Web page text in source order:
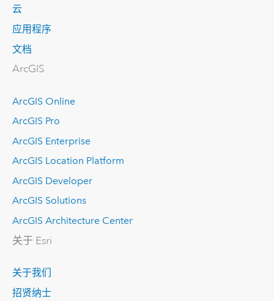
云
应用程序
文档
ArcGIS
ArcGIS Online
ArcGIS Pro
ArcGIS Enterprise
ArcGIS Location Platform
ArcGIS Developer
ArcGIS Solutions
ArcGIS Architecture Center
关于 Esri
关于我们
招贤纳士